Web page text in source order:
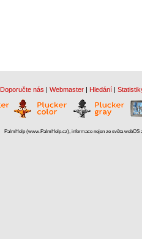
Doporučte nás | Webmaster | Hledání |
PalmHelp (www.PalmHelp.cz), informace nejen ze světa